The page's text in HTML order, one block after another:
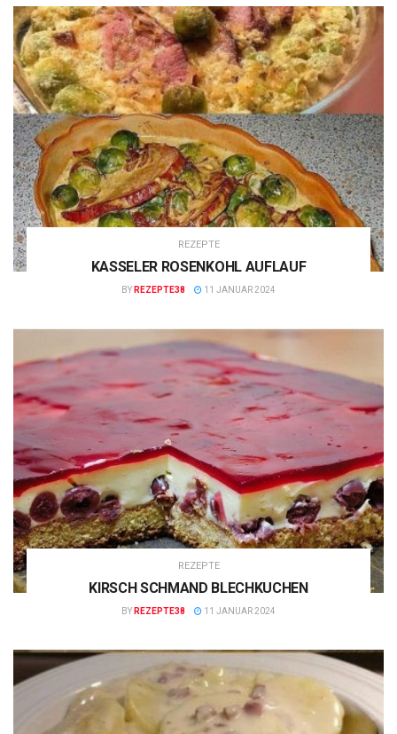
REZEPTE
KASSELER ROSENKOHL AUFLAUF
BY REZEPTE38 11 JANUAR 2024
REZEPTE
KIRSCH SCHMAND BLECHKUCHEN
BY REZEPTE38 11 JANUAR 2024